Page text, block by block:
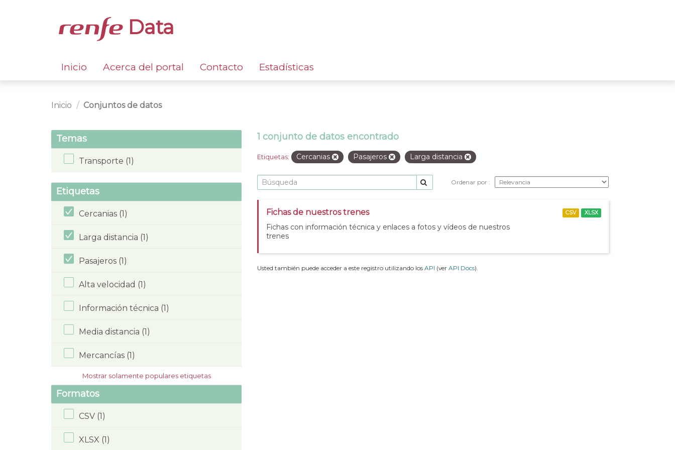
Data
Inicio Acerca del portal Contacto Estadísticas
Inicio Conjuntos de datos
Temas
Transporte (1)
Etiquetas
Cercanias (1)
Larga distancia (1)
Pasajeros (1)
Alta velocidad (1)
Información técnica (1)
Media distancia (1)
Mercancías (1)
Mostrar solamente populares etiquetas
Formatos
CSV (1)
XLSX (1)
1 conjunto de datos encontrado
Etiquetas: Cercanias Pasajeros Larga distancia
Ordenar por
Fichas de nuestros trenes
Fichas con información técnica y enlaces a fotos y vídeos de nuestros
trenes
CSV XLSX
Usted también puede acceder a este registro utilizando los API (ver API Docs).